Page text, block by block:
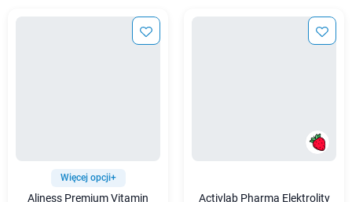
Więcej opcji+
Aliness Premium Vitamin
Activlab Pharma Elektrolity